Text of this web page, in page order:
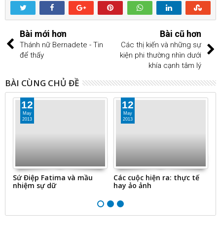
Bài mới hơn
Thánh nữ Bernadete - Tin
để thấy
Bài cũ hơn
Các thị kiến và những sự
kiện phi thường nhìn dưới
khía cạnh tâm lý
BÀI CÙNG CHỦ ĐỀ
12
May
2013
Sứ Điệp Fatima và mầu
nhiệm sự dữ
12
May
2013
Các cuộc hiện ra: thực tế
hay ảo ảnh